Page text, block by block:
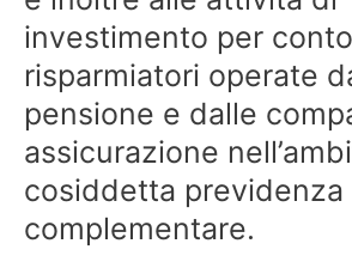
investimento per
risparmiatori operate
pensione e dalle
assicurazione
cosiddetta previdenza
complementare.